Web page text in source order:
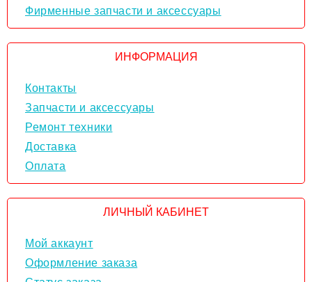
Фирменные запчасти и аксессуары
ИНФОРМАЦИЯ
Контакты
Запчасти и аксессуары
Ремонт техники
Доставка
Оплата
ЛИЧНЫЙ КАБИНЕТ
Мой аккаунт
Оформление заказа